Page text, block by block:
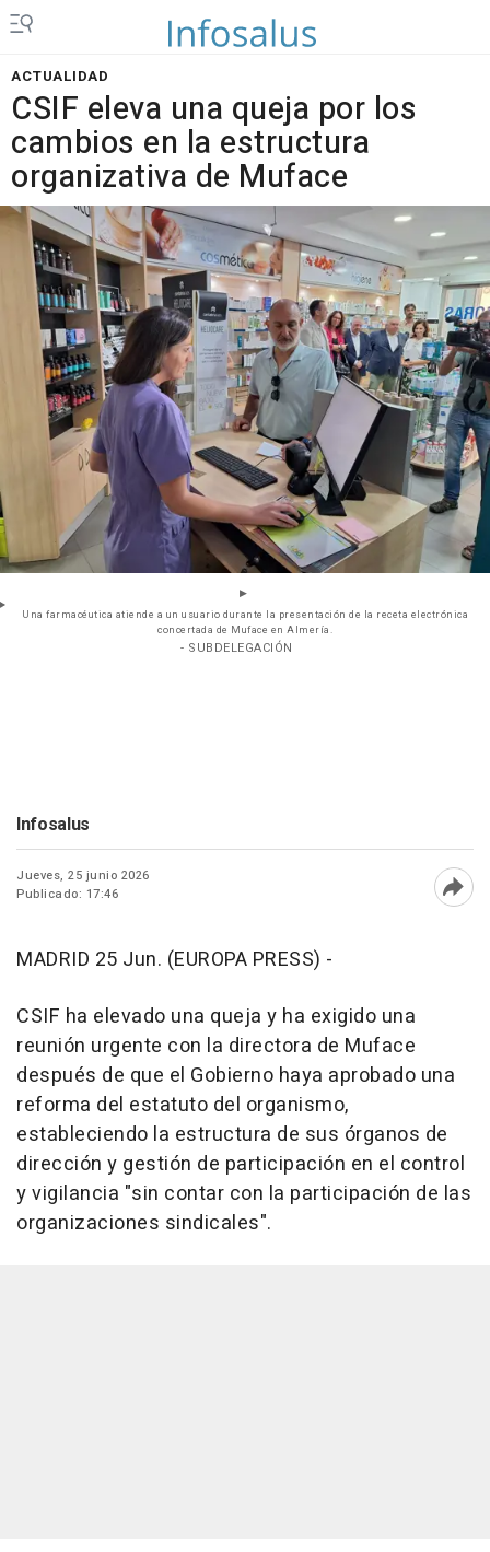
ACTUALIDAD
CSIF eleva una queja por los
cambios en la estructura
organizativa de Muface
Una farmacéutica atiende a un usuario durante la presentación de la receta electrónica
concertada de Muface en Almería.
- SUBDELEGACIÓN
Infosalus
Jueves, 25 junio 2026
Publicado: 17:46
MADRID 25 Jun. (EUROPA PRESS) -
CSIF ha elevado una queja y ha exigido una
reunión urgente con la directora de Muface
después de que el Gobierno haya aprobado una
reforma del estatuto del organismo,
estableciendo la estructura de sus órganos de
dirección y gestión de participación en el control
y vigilancia "sin contar con la participación de las
organizaciones sindicales".